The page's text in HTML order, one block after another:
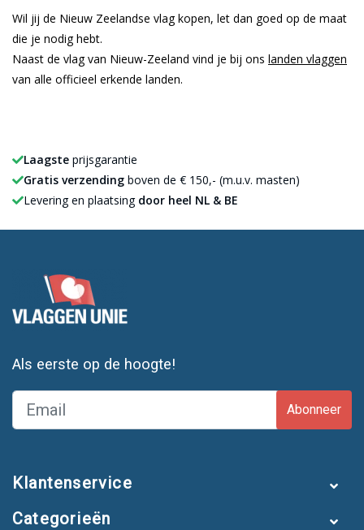
Wil jij de Nieuw Zeelandse vlag kopen, let dan goed op de maat
die je nodig hebt.
Naast de vlag van Nieuw-Zeeland vind je bij ons landen vlaggen
van alle officieel erkende landen.
Laagste prijsgarantie
Gratis verzending boven de € 150,- (m.u.v. masten)
Levering en plaatsing door heel NL & BE
Als eerste op de hoogte!
Abonneer
Klantenservice
Categorieën